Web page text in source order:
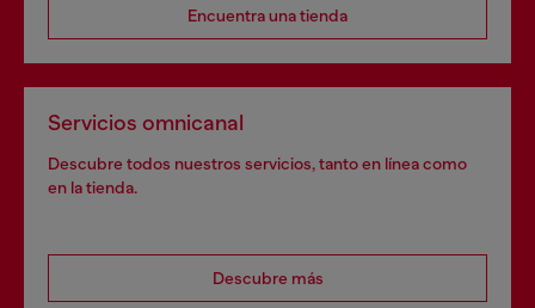
Encuentra una tienda
Servicios omnicanal
Descubre todos nuestros servicios, tanto en línea como
en la tienda.
Descubre más